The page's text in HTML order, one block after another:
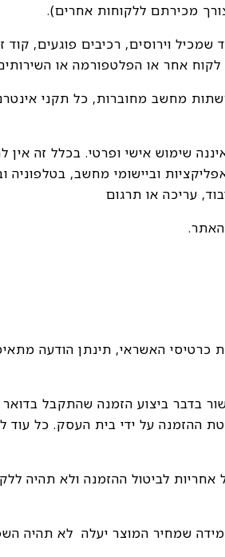
מכירתם ללקוחות אחרים).
וירוסים, רכיבים פוגעים, קוד
אחר או הפלטפורמה או
מחשב מחוברות, כל תקני
שימוש אישי ופרטי. בכלל זה אין
וביישומי מחשב, בטלפוניה
עריכה או תרגום
האתר.
כרטיסי האשראי, תינתן הודעה
בדבר ביצוע הזמנה שהתקבל
ההזמנה על ידי בית העסק. כל
לביטול ההזמנה ולא תהיה
שמחיר המוצר יעלה לא תהיה